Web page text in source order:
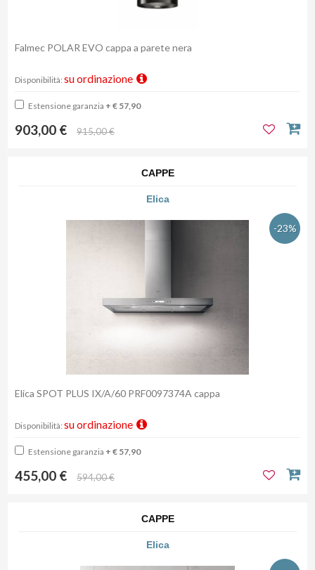
Falmec POLAR EVO cappa a parete nera
Disponibilità: su ordinazione
Estensione garanzia + € 57,90
903,00 € 915,00 €
CAPPE
Elica
-23%
Elica SPOT PLUS IX/A/60 PRF0097374A cappa
Disponibilità: su ordinazione
Estensione garanzia + € 57,90
455,00 € 594,00 €
CAPPE
Elica